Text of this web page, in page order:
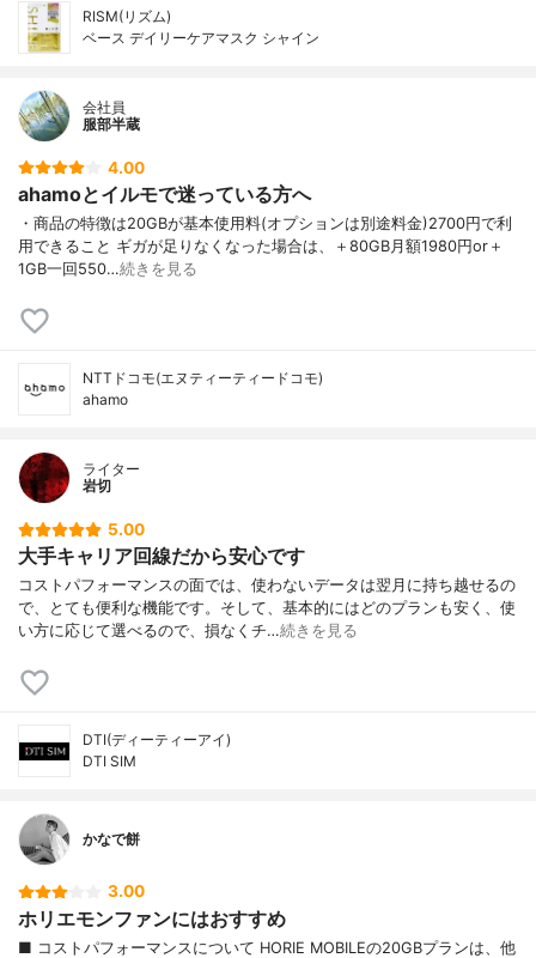
RISM(リズム)
ベース デイリーケアマスク シャイン
会社員
服部半蔵
4.00
ahamoとイルモで迷っている方へ
・商品の特徴は20GBが基本使用料(オプションは別途料金)2700円で利
用できること ギガが足りなくなった場合は、＋80GB月額1980円or＋
1GB一回550…続きを見る
NTTドコモ(エヌティーティードコモ)
ahamo
ライター
岩切
5.00
大手キャリア回線だから安心です
コストパフォーマンスの面では、使わないデータは翌月に持ち越せるの
で、とても便利な機能です。そして、基本的にはどのプランも安く、使
い方に応じて選べるので、損なくチ…続きを見る
DTI(ディーティーアイ)
DTI SIM
かなで餅
3.00
ホリエモンファンにはおすすめ
■ コストパフォーマンスについて HORIE MOBILEの20GBプランは、他